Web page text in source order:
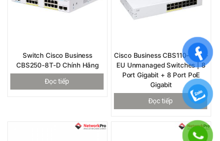
Switch Cisco Business
CBS250-8T-D Chính Hãng
Đọc tiếp
Cisco Business CBS110-16PP-
EU Unmanaged Switches | 8
Port Gigabit + 8 Port PoE
Gigabit
Đọc tiếp